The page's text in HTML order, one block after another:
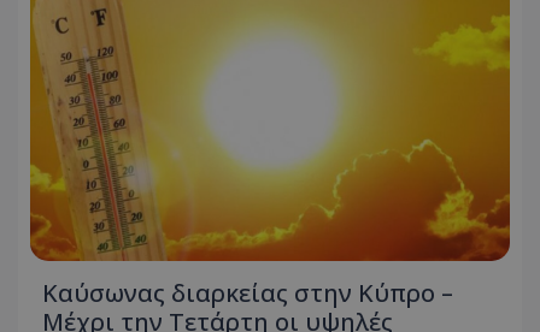
Καύσωνας διαρκείας στην Κύπρο –
Μέχρι την Τετάρτη οι υψηλές